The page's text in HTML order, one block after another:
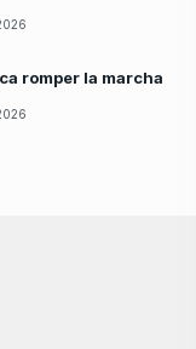
romper la marcha